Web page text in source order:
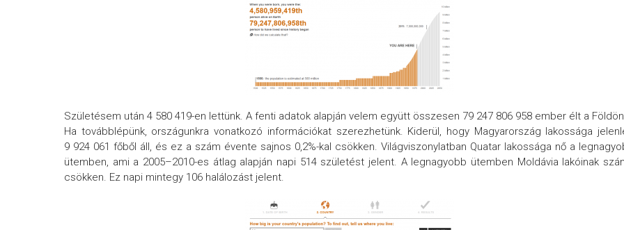
Születésem után 4 580 419-en lettünk. A fenti adatok alapján velem együtt összesen 79 247 806 958 ember élt a
Ha továbblépünk, országunkra vonatkozó információkat szerezhetünk. Kiderül, hogy Magyarország lakossága
9 924 061 főből áll, és ez a szám évente sajnos 0,2%-kal csökken. Világviszonylatban Quatar lakossága nő a
ütemben, ami a 2005–2010-es átlag alapján napi 514 születést jelent. A legnagyobb ütemben Moldávia lakóinak
csökken. Ez napi mintegy 106 halálozást jelent.